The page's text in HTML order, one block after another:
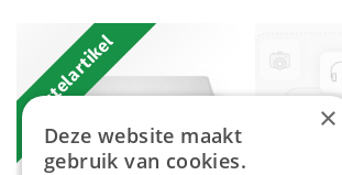
Bestelartikel ×
Deze website maakt
gebruik van cookies.